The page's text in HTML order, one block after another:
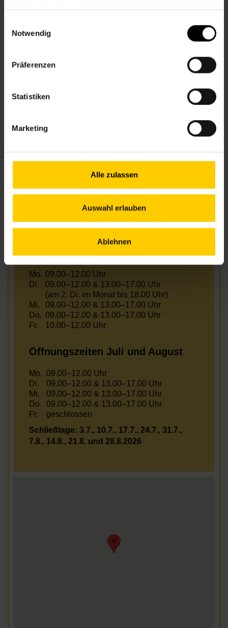
Notwendig
Präferenzen
Statistiken
Marketing
Alle zulassen
Auswahl erlauben
Ablehnen
NACHBARSCHAFTSZENTRUM 07
7., Schottenfeldgasse 29, Eingang 2
nbz7@wiener.hilfswerk.at
nachbarschaftszentren.wien
U6 – Westbahnhof / Burggasse
49 – Zieglergasse, Westbahnstr.
Mo. 09.00–12.00 Uhr
Di.
09.00–12.00 & 13.00–17.00 Uhr
(am 2. Di. im Monat bis 18.00 Uhr)
Mi.
09.00–12.00 & 13.00–17.00 Uhr
Do. 09.00–12.00 & 13.00–17.00 Uhr
Fr.
10.00–12.00 Uhr
Öffnungszeiten Juli und August
Mo. 09.00–12.00 Uhr
Di.
09.00–12.00 & 13.00–17.00 Uhr
Mi.
09.00–12.00 & 13.00–17.00 Uhr
Do.
09.00–12.00 & 13.00–17.00 Uhr
Fr.
geschlossen
Schließtage: 3.7., 10.7., 17.7., 24.7., 31.7.,
7.8., 14.8., 21.8. und 28.8.2026